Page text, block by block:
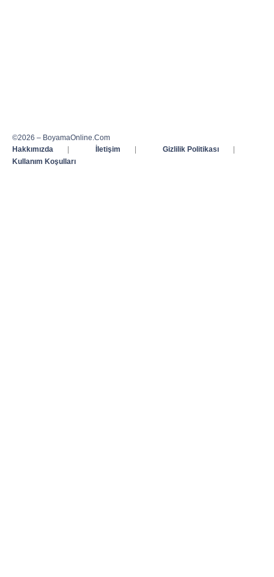
©2026 – BoyamaOnline.Com
Hakkımızda
| İletişim | Gizlilik Politikası
|
Kullanım Koşulları